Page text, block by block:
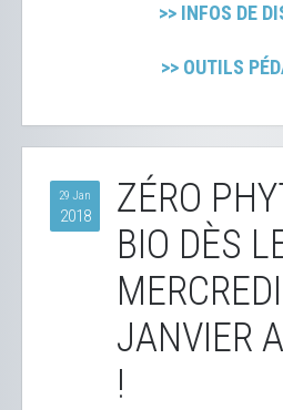
>> INFOS DE
>> OUTILS
29 Jan
2018
ZÉRO
BIO DÈS
JANVIER
!